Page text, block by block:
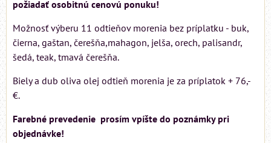
požiadať osobitnú cenovú ponuku!
Možnosť výberu 11 odtieňov morenia bez príplatku - buk,
čierna, gaštan, čerešňa,mahagon, jelša, orech, palisandr,
šedá, teak, tmavá čerešňa.
Biely a dub oliva olej odtieň morenia je za príplatok + 76,-
€.
Farebné prevedenie prosím vpíšte do poznámky pri
objednávke!